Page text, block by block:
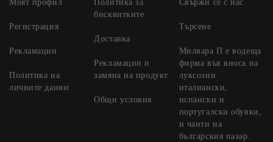
Моят профил
Регистрация
Рекламации
Политика на
личните данни
Политика за
бисквитките
Доставка
Рекламации и
замяна на продукт
Общи условия
Свържи се с нас
Търсене
Милвара П е водеща
фирма във вноса на
луксозни
италиански,
испански и
португалски обувки,
и чанти на
българския пазар.